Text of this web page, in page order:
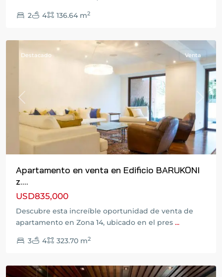
2 4 136.64 m2
de
Previous Next
Destacado Venta
Apartamento en venta en Edificio BARUKONI
z....
USD835,000
Descubre esta increíble oportunidad de venta de
apartamento en Zona 14, ubicado en el pres ...
3 4 323.70 m2
de